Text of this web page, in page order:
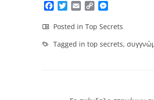
Facebook
TwitterEmailCopy
Posted in Top Secrets
Tagged in top secrets,